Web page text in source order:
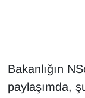
Bakanlığın
paylaşımda,
HABERDE
İngilizce